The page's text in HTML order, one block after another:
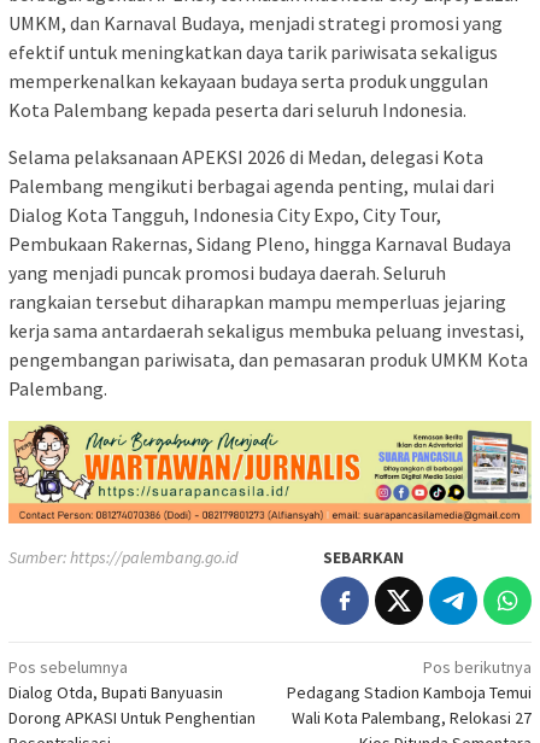
UMKM, dan Karnaval Budaya, menjadi strategi promosi yang
efektif untuk meningkatkan daya tarik pariwisata sekaligus
memperkenalkan kekayaan budaya serta produk unggulan
Kota Palembang kepada peserta dari seluruh Indonesia.
Selama pelaksanaan APEKSI 2026 di Medan, delegasi Kota
Palembang mengikuti berbagai agenda penting, mulai dari
Dialog Kota Tangguh, Indonesia City Expo, City Tour,
Pembukaan Rakernas, Sidang Pleno, hingga Karnaval Budaya
yang menjadi puncak promosi budaya daerah. Seluruh
rangkaian tersebut diharapkan mampu memperluas jejaring
kerja sama antardaerah sekaligus membuka peluang investasi,
pengembangan pariwisata, dan pemasaran produk UMKM Kota
Palembang.
Sumber:https://palembang.go.id SEBARKAN
Navigasi
pos
Pos sebelumnya
Dialog Otda, Bupati Banyuasin
Dorong APKASI Untuk Penghentian
Pos berikutnya
Pedagang Stadion Kamboja Temui
Wali Kota Palembang, Relokasi 27